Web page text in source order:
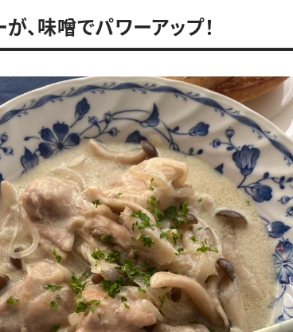
、味噌でパワーアップ！